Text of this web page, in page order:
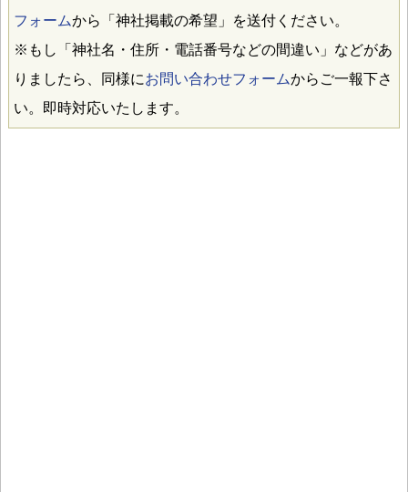
フォームから「神社掲載の希望」を送付ください。
※もし「神社名・住所・電話番号などの間違い」などがあ
りましたら、同様にお問い合わせフォームからご一報下さ
い。即時対応いたします。